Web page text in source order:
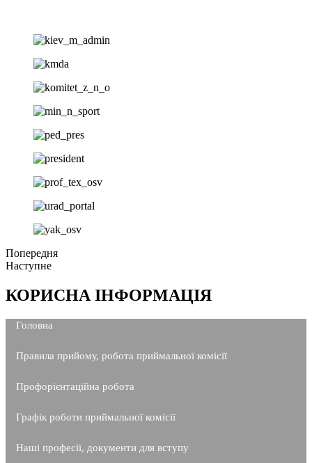
Попередня
Наступне
КОРИСНА ІНФОРМАЦІЯ
Головна
Правила прийому, робота приймальної комісії
Профорієнтаційна робота
Графік роботи приймальної комісії
Наші професії, документи для вступу